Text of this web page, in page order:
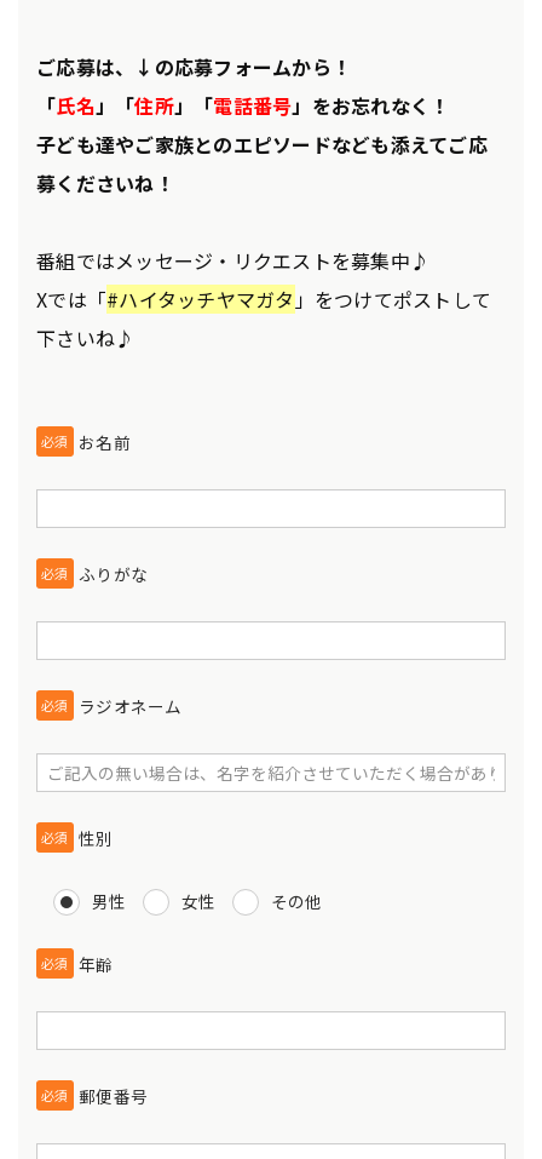
ご応募は、↓の応募フォームから！
「氏名」「住所」「電話番号」をお忘れなく！
子ども達やご家族とのエピソードなども添えてご応
募くださいね！
番組ではメッセージ・リクエストを募集中♪
Xでは「#ハイタッチヤマガタ」をつけてポストして
下さいね♪
必須 お名前
必須 ふりがな
必須 ラジオネーム
必須 性別
男性 女性 その他
必須 年齢
必須 郵便番号